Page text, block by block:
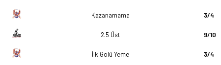
Kazanamama 3/4
2.5 Üst 9/10
İlk Golü Yeme 3/4